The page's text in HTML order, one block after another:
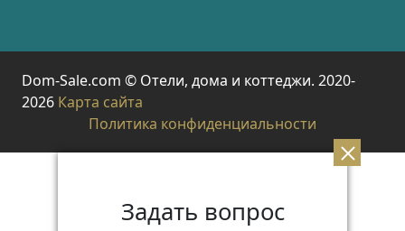
Dom-Sale.com © Отели, дома и коттеджи. 2020-
2026 Карта сайта
Политика конфиденциальности
Задать вопрос